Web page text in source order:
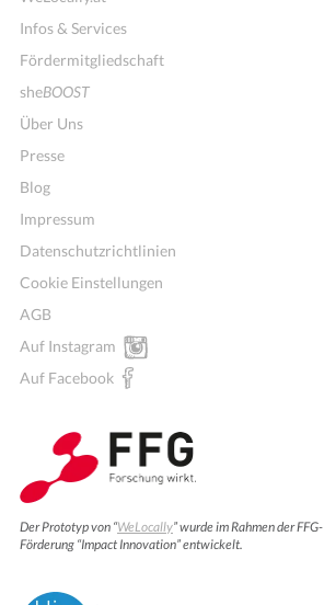
Infos & Services
Fördermitgliedschaft
sheBOOST
Über Uns
Presse
Blog
Impressum
Datenschutzrichtlinien
Cookie Einstellungen
AGB
Auf Instagram
Auf Facebook
Der Prototyp von “WeLocally” wurde im Rahmen der FFG-
Förderung “Impact Innovation” entwickelt.